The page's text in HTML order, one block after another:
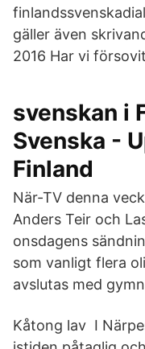
gäller även
2016 Har vi
svenskan i
Svenska -
Finland
När-TV denna
Anders Teir och
onsdagens
som vanligt flera
avslutas med
Kåtong lav​ I